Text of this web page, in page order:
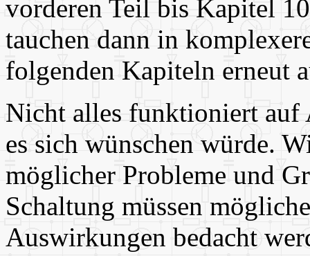
vorderen Teil bis Kapitel
tauchen dann in
folgenden Kapiteln erneut
Nicht alles funktioniert auf
es sich wünschen würde.
möglicher Probleme und
Schaltung müssen
Auswirkungen bedacht